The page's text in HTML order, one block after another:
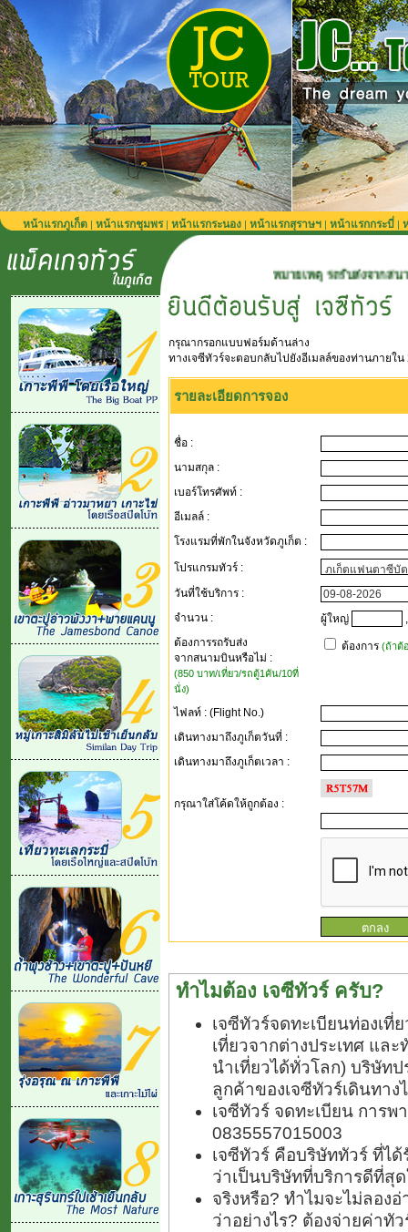
หน้าแรกภูเก็ต | หน้าแรกชุมพร| หน้าแรกระนอง | หน้าแรกสุราษฯ | หน้าแรกกระบี่ |
หมายเหตุ รถรับส่งจากสนามบินภูเก็ต
กรุณากรอกแบบฟอร์มด้านล่าง
ทางเจซีทัวร์จะตอบกลับไปยังอีเมลล์ของท่านภายใ
รายละเอียดการจอง
ชื่อ :
นามสกุล :
เบอร์โทรศัพท์ :
อีเมลล์ :
โรงแรมที่พักในจังหวัดภูเก็ต :
โปรแกรมทัวร์ :
วันที่ใช้บริการ :
จำนวน :
ผู้ใหญ่
ต้องการรถรับส่ง
จากสนามบินหรือไม่ :
(850 บาท/เที่ยว/รถตู้1คัน/10ที่
นั่ง)
ต้องการ (ถ้าต้
ไฟลท์ : (Flight No.)
เดินทางมาถึงภูเก็ตวันที่ :
เดินทางมาถึงภูเก็ตเวลา :
กรุณาใส่โค้ดให้ถูกต้อง :
ทำไมต้อง เจซีทัวร์ ครับ?
เจซีทัวร์จดทะเบียนท่องเที่
เที่ยวจากต่างประเทศ แล
นำเที่ยวได้ทั่วโลก) บริษัท
ลูกค้าของเจซีทัวร์เดินทาง
เจซีทัวร์ จดทะเบียน การ
0835557015003
เจซีทัวร์ คือบริษัททัวร์ ที่ไ
ว่าเป็นบริษัทที่บริการดีที่สุ
จริงหรือ? ทำไมจะไม่ลอง
ว่าอย่างไร? ต้องจ่ายค่าทั